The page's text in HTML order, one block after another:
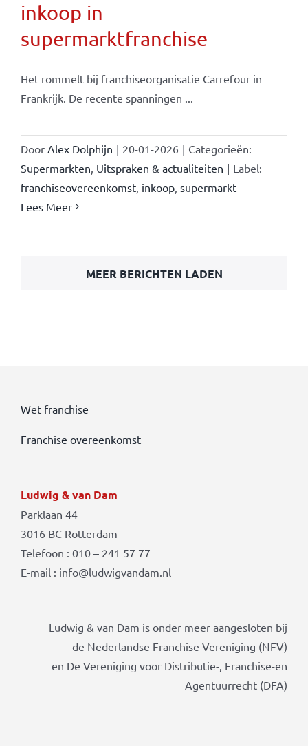
inkoop in
supermarktfranchise
Het rommelt bij franchiseorganisatie Carrefour in
Frankrijk. De recente spanningen ...
Door Alex Dolphijn | 20-01-2026 | Categorieën:
Supermarkten, Uitspraken & actualiteiten | Label:
franchiseovereenkomst, inkoop, supermarkt
Lees Meer
MEER BERICHTEN LADEN
Wet franchise
Franchise overeenkomst
Ludwig & van Dam
Parklaan 44
3016 BC Rotterdam
Telefoon : 010 – 241 57 77
E-mail : info@ludwigvandam.nl
Ludwig & van Dam is onder meer aangesloten bij
de Nederlandse Franchise Vereniging (NFV)
en De Vereniging voor Distributie-, Franchise-en
Agentuurrecht (DFA)